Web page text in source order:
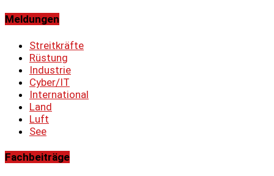
Meldungen
Streitkräfte
Rüstung
Industrie
Cyber/IT
International
Land
Luft
See
Fachbeiträge